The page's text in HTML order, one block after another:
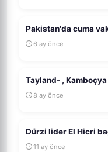
Pakistan'da cuma
6 ay önce
8 ay önce
Dürzi lider El Hicri
11 ay önce